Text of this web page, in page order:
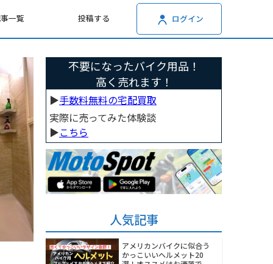
一覧 投稿する ログイン
不要になったバイク用品！
高く売れます！
▶︎手数料無料の宅配買取
実際に売ってみた体験談
▶︎こちら
人気記事
アメリカンバイクに似合う
かっこいいヘルメット20